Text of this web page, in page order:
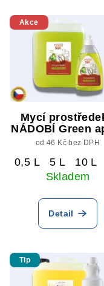
Akce
Mycí
NÁDOBÍ Green
od 46 Kč bez DPH
0,5 L 5 L
10 L
Skladem
Detail
Tip